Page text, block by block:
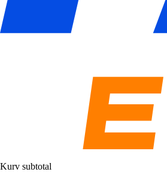
Kurv subtotal